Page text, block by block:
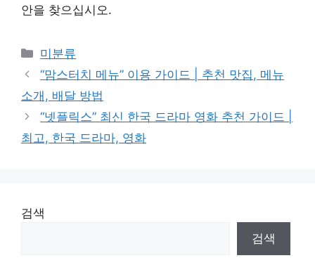
안을 찾으십시오.
Categories
미분류
“맘스터치 메뉴” 이용 가이드 | 추천 맛집, 메뉴
소개, 배달 방법
“넷플릭스” 최신 한국 드라마 영화 추천 가이드 |
최고, 한국 드라마, 영화
검색
검색